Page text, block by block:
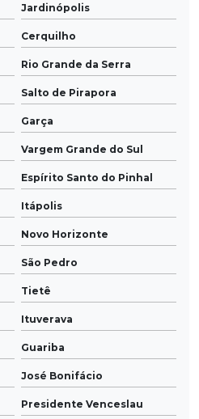
Jardinópolis
Cerquilho
Rio Grande da Serra
Salto de Pirapora
Garça
Vargem Grande do Sul
Espírito Santo do Pinhal
Itápolis
Novo Horizonte
São Pedro
Tietê
Ituverava
Guariba
José Bonifácio
Presidente Venceslau